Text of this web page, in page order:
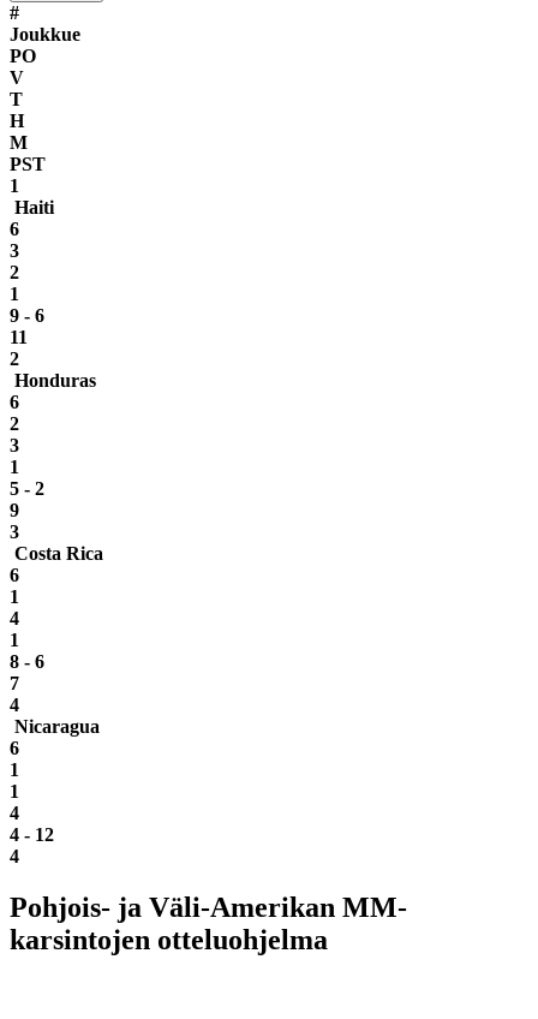
#
Joukkue
PO
V
T
H
M
PST
1
Haiti
6
3
2
1
9 - 6
11
2
Honduras
6
2
3
1
5 - 2
9
3
Costa Rica
6
1
4
1
8 - 6
7
4
Nicaragua
6
1
1
4
4 - 12
4
Pohjois- ja Väli-Amerikan MM-
karsintojen otteluohjelma